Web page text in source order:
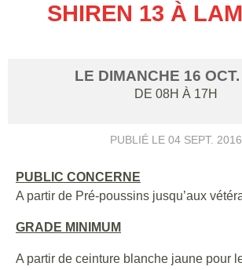
SHIREN 13 À
LE DIMANCHE 16 OCT.
DE 08H À 17H
PUBLIÉ LE 04 SEPT. 2016
PUBLIC CONCERNE
A partir de Pré-poussins jusqu’aux
GRADE MINIMUM
A partir de ceinture blanche jaune pour